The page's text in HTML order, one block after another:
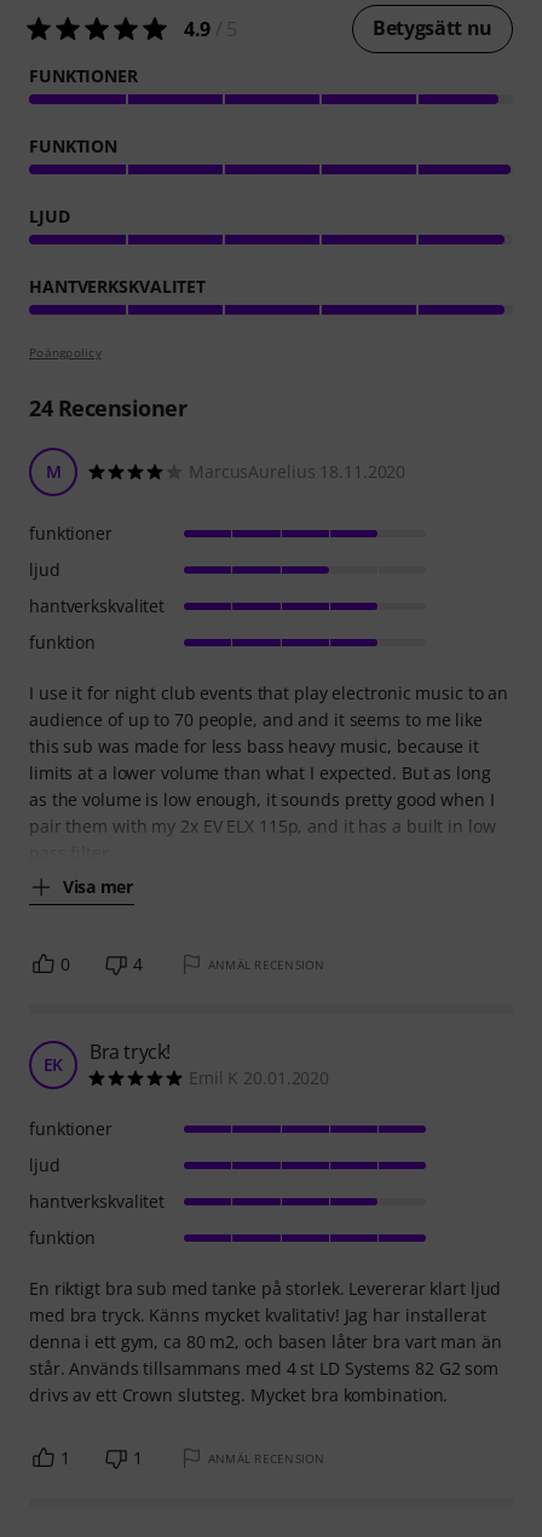
4.9 Betygsätt nu
FUNKTIONER
FUNKTION
LJUD
HANTVERKSKVALITET
Poängpolicy
24Recensioner
M MarcusAurelius 18.11.2020
I use it for night club events that play electronic music to an
audience of up to 70 people, and and it seems to me like
this sub was made for less bass heavy music, because it
limits at a lower volume than what I expected. But as long
as the volume is low enough, it sounds pretty good when I
pair them with my 2x EV ELX 115p, and it has a built in low
Visa mer
funktioner
ljud
hantverkskvalitet
funktion
0 4 ANMÄL RECENSION
EK Bra tryck!
Emil K 20.01.2020
En riktigt bra sub med tanke på storlek. Levererar klart ljud
med bra tryck. Känns mycket kvalitativ! Jag har installerat
denna i ett gym, ca 80 m2, och basen låter bra vart man än
står. Används tillsammans med 4 st LD Systems 82 G2 som
drivs av ett Crown slutsteg. Mycket bra kombination.
funktioner
ljud
hantverkskvalitet
funktion
1 1 ANMÄL RECENSION